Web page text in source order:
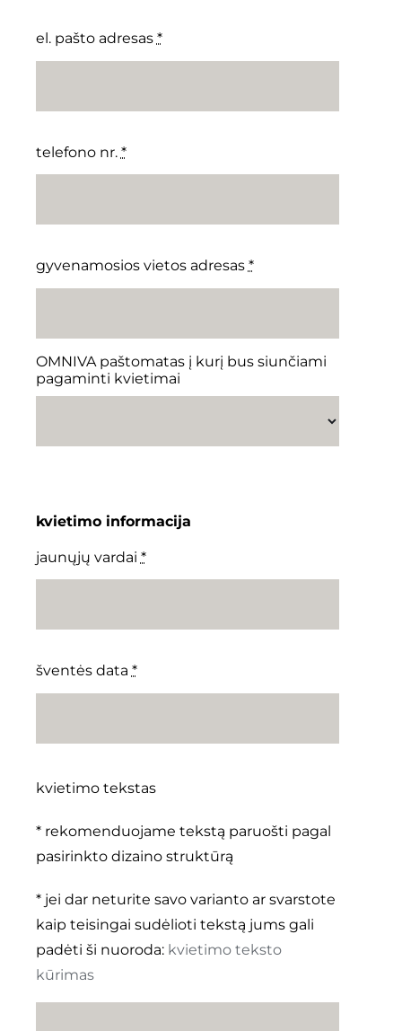
el. pašto adresas *
telefono nr. *
gyvenamosios vietos adresas *
OMNIVA paštomatas į kurį bus siunčiami
pagaminti kvietimai
kvietimo informacija
jaunųjų vardai *
šventės data *
kvietimo tekstas
* rekomenduojame tekstą paruošti pagal
pasirinkto dizaino struktūrą
* jei dar neturite savo varianto ar svarstote
kaip teisingai sudėlioti tekstą jums gali
padėti ši nuoroda: kvietimo teksto
kūrimas